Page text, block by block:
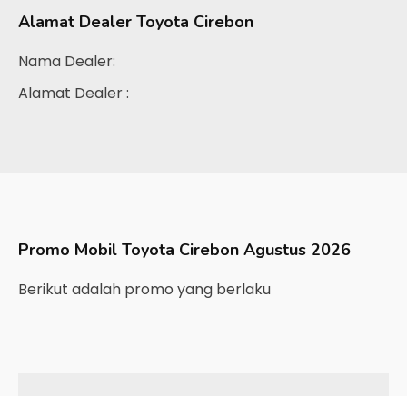
Alamat Dealer Toyota Cirebon
Nama Dealer:
Alamat Dealer :
Promo Mobil Toyota Cirebon Agustus 2026
Berikut adalah promo yang berlaku